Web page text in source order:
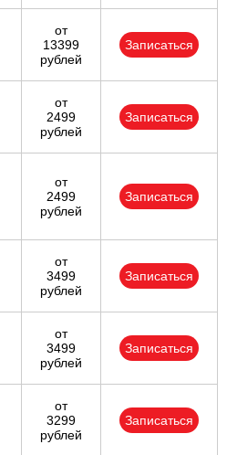
от
13399
рублей
Записаться
от
2499
рублей
Записаться
от
2499
рублей
Записаться
от
3499
рублей
Записаться
от
3499
рублей
Записаться
от
3299
рублей
Записаться